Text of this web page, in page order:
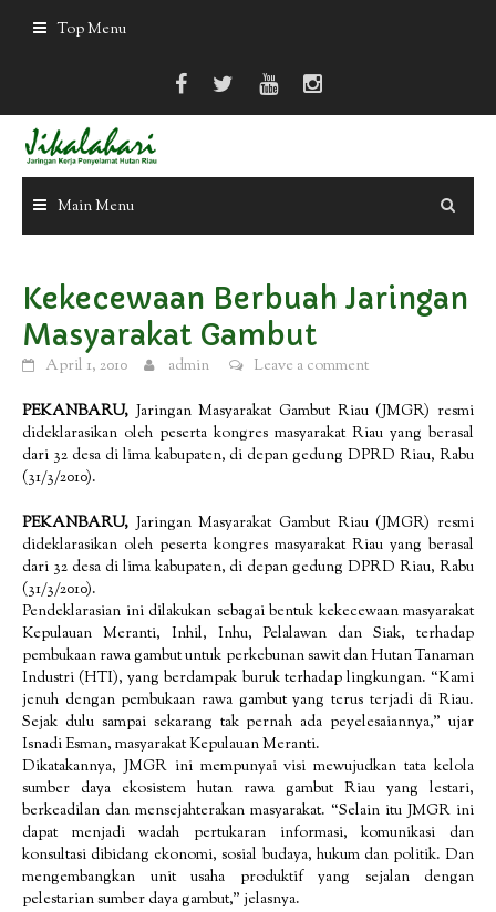
Top Menu
Main Menu
Kekecewaan Berbuah Jaringan
Masyarakat Gambut
April 1, 2010 admin Leave a comment
PEKANBARU, Jaringan Masyarakat Gambut Riau (JMGR) resmi
dideklarasikan oleh peserta kongres masyarakat Riau yang berasal
dari 32 desa di lima kabupaten, di depan gedung DPRD Riau, Rabu
(31/3/2010).
PEKANBARU, Jaringan Masyarakat Gambut Riau (JMGR) resmi
dideklarasikan oleh peserta kongres masyarakat Riau yang berasal
dari 32 desa di lima kabupaten, di depan gedung DPRD Riau, Rabu
(31/3/2010).
Pendeklarasian ini dilakukan sebagai bentuk kekecewaan masyarakat
Kepulauan Meranti, Inhil, Inhu, Pelalawan dan Siak, terhadap
pembukaan rawa gambut untuk perkebunan sawit dan Hutan Tanaman
Industri (HTI), yang berdampak buruk terhadap lingkungan. “Kami
jenuh dengan pembukaan rawa gambut yang terus terjadi di Riau.
Sejak dulu sampai sekarang tak pernah ada peyelesaiannya,” ujar
Isnadi Esman, masyarakat Kepulauan Meranti.
Dikatakannya, JMGR ini mempunyai visi mewujudkan tata kelola
sumber daya ekosistem hutan rawa gambut Riau yang lestari,
berkeadilan dan mensejahterakan masyarakat. “Selain itu JMGR ini
dapat menjadi wadah pertukaran informasi, komunikasi dan
konsultasi dibidang ekonomi, sosial budaya, hukum dan politik. Dan
mengembangkan unit usaha produktif yang sejalan dengan
pelestarian sumber daya gambut,” jelasnya.